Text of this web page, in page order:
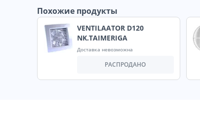
Похожие продукты
VENTILAATOR D120
NK.TAIMERIGA
Доставка невозможна
РАСПРОДАНО